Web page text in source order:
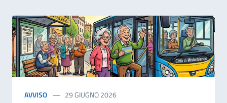
AVVISO 29 GIUGNO 2026